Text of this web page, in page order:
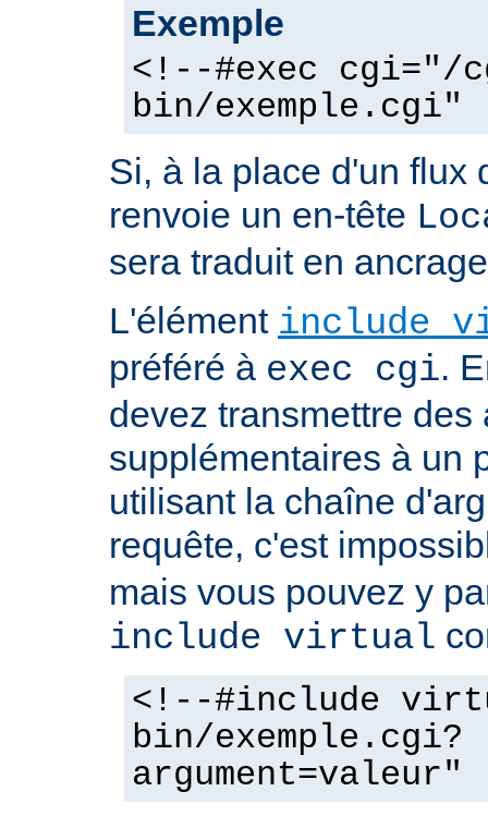
Exemple
<!--#exec cgi="/
bin/exemple.cgi"
Si, à la place d'un flux
renvoie un en-tête
sera traduit en
L'élément include
préféré à exec cgi.
devez transmettre des
supplémentaires à un
utilisant la chaîne
requête, c'est
mais vous pouvez y
include virtual
<!--#include
bin/exemple.cgi?
argument=valeur"